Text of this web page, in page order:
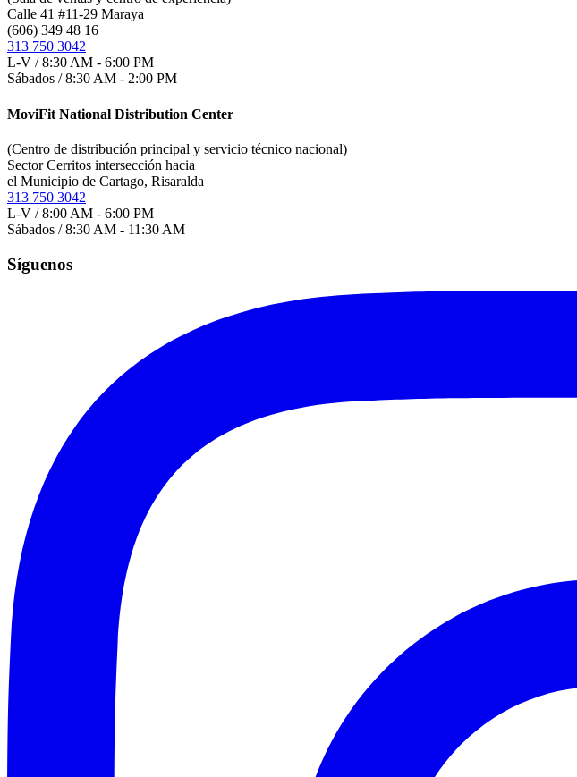
Calle 41 #11-29 Maraya
(606) 349 48 16
313 750 3042
L-V / 8:30 AM - 6:00 PM
Sábados / 8:30 AM - 2:00 PM
MoviFit National Distribution Center
(Centro de distribución principal y servicio técnico nacional)
Sector Cerritos intersección hacia
el Municipio de Cartago, Risaralda
313 750 3042
L-V / 8:00 AM - 6:00 PM
Sábados / 8:30 AM - 11:30 AM
Síguenos